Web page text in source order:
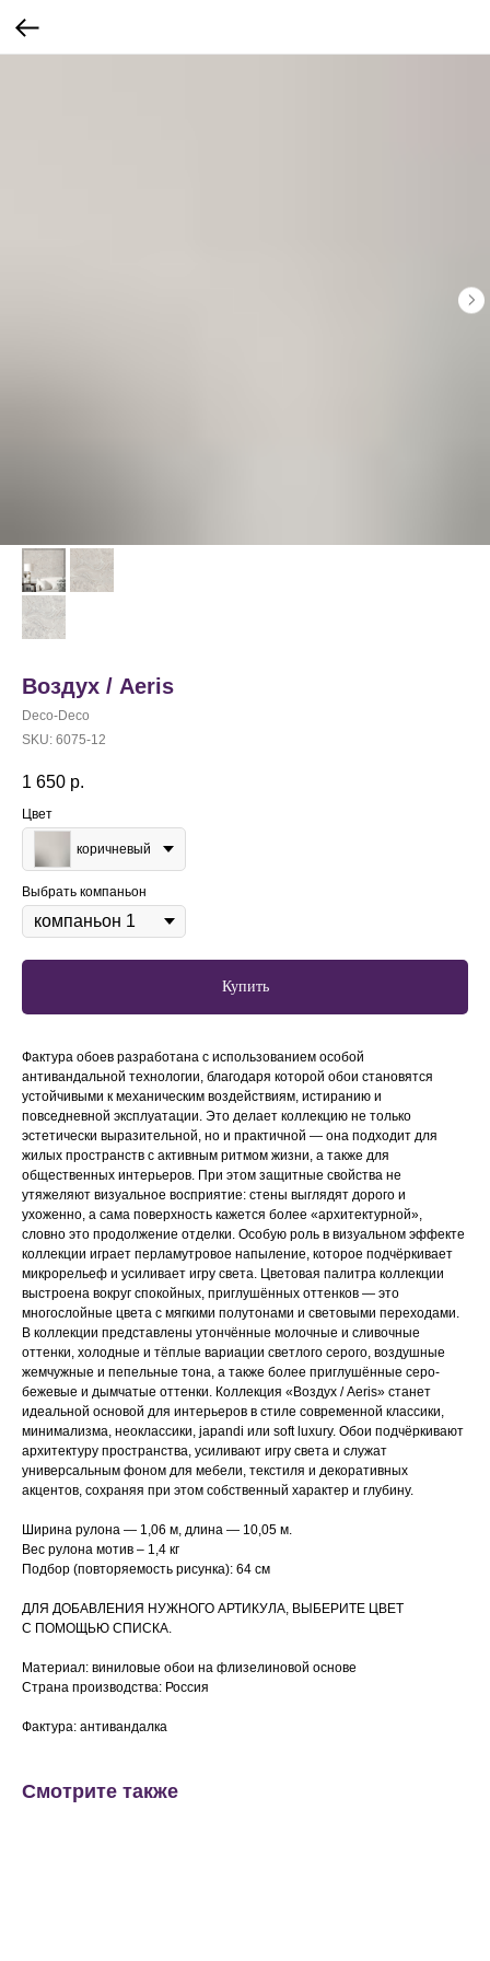
Воздух / Aeris
Deco-Deco
SKU: 6075-12
1 650 р.
Цвет
коричневый
Выбрать компаньон
Купить
Фактура обоев разработана с использованием особой
антивандальной технологии, благодаря которой обои становятся
устойчивыми к механическим воздействиям, истиранию и
повседневной эксплуатации. Это делает коллекцию не только
эстетически выразительной, но и практичной — она подходит для
жилых пространств с активным ритмом жизни, а также для
общественных интерьеров. При этом защитные свойства не
утяжеляют визуальное восприятие: стены выглядят дорого и
ухоженно, а сама поверхность кажется более «архитектурной»,
словно это продолжение отделки. Особую роль в визуальном эффекте
коллекции играет перламутровое напыление, которое подчёркивает
микрорельеф и усиливает игру света. Цветовая палитра коллекции
выстроена вокруг спокойных, приглушённых оттенков — это
многослойные цвета с мягкими полутонами и световыми переходами.
В коллекции представлены утончённые молочные и сливочные
оттенки, холодные и тёплые вариации светлого серого, воздушные
жемчужные и пепельные тона, а также более приглушённые серо-
бежевые и дымчатые оттенки. Коллекция «Воздух / Aeris» станет
идеальной основой для интерьеров в стиле современной классики,
минимализма, неоклассики, japandi или soft luxury. Обои подчёркивают
архитектуру пространства, усиливают игру света и служат
универсальным фоном для мебели, текстиля и декоративных
акцентов, сохраняя при этом собственный характер и глубину.
Ширина рулона — 1,06 м, длина — 10,05 м.
Вес рулона мотив – 1,4 кг
Подбор (повторяемость рисунка): 64 см
ДЛЯ ДОБАВЛЕНИЯ НУЖНОГО АРТИКУЛА, ВЫБЕРИТЕ ЦВЕТ
С ПОМОЩЬЮ СПИСКА.
Материал: виниловые обои на флизелиновой основе
Страна производства: Россия
Фактура: антивандалка
Смотрите также